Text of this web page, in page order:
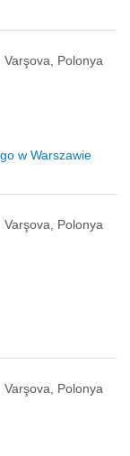
Varşova, Polonya
w Warszawie
Varşova, Polonya
Varşova, Polonya